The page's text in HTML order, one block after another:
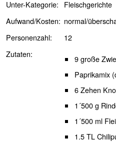
Unter-Kategorie:
Fleischgerichte
Aufwand/Kosten: normal/
Personenzahl:
12
Zutaten:
9 große
Paprikamix
6 Zehen
1´500 g
1´500 ml
1.5 TL